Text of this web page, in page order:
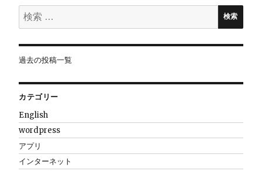
ョ
ン
検
索:
検索
過去の投稿一覧
カテゴリー
English
wordpress
アプリ
インターネット